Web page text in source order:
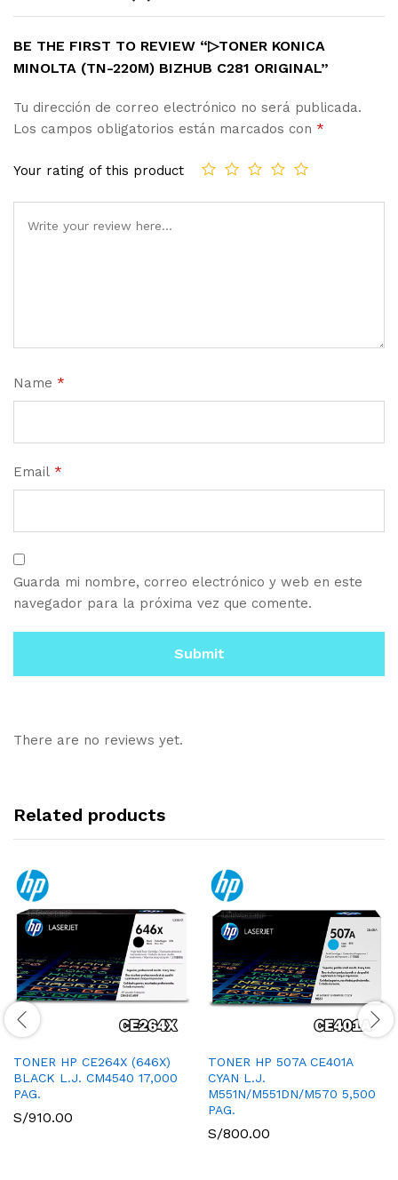
BE THE FIRST TO REVIEW “▷TONER KONICA
MINOLTA (TN-220M) BIZHUB C281 ORIGINAL”
Tu dirección de correo electrónico no será publicada.
Los campos obligatorios están marcados con *
Your rating of this product
Name *
Email *
Guarda mi nombre, correo electrónico y web en este
navegador para la próxima vez que comente.
There are no reviews yet.
Related products
TONER HP CE264X (646X)
BLACK L.J. CM4540 17,000
PAG.
S/910.00
TONER HP 507A CE401A
CYAN L.J.
M551N/M551DN/M570 5,500
PAG.
S/800.00